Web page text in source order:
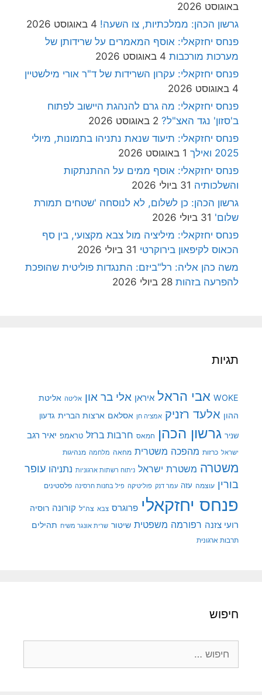
באוגוסט 2026
גרשון הכהן: ממלכתיות, צו השעה! 4 באוגוסט 2026
פנחס יחזקאלי: אוסף המאמרים על שרידותן של
מערכות מורכבות 4 באוגוסט 2026
פנחס יחזקאלי: עקרון השרידות של ד"ר אורי מילשטיין
4 באוגוסט 2026
פנחס יחזקאלי: מה גרם להנהגת היישוב לפתוח
ב'סזון' נגד האצ"ל? 2 באוגוסט 2026
פנחס יחזקאלי: תיעוד שנאת נתניהו בתמונות, מיולי
2025 ואילך
1 באוגוסט 2026
פנחס יחזקאלי: אוסף ממים על ההתנתקות
והשלכותיה 31 ביולי 2026
גרשון הכהן: כן לשלום, לא לנוסחה 'שטחים תמורת
שלום' 31 ביולי 2026
פנחס יחזקאלי: מיליציה מול צבא מקצועי, בין סף
הכאוס לקיפאון בירוקרטי 31 ביולי 2026
משה כהן אליה: רל"ביזם: התנגדות פוליטית שהופכת
להפרעה בזהות 28 ביולי 2026
תגיות
WOKE אבי הראל איראן אלי בר און אליטה אליטת
ההון אלעד רזניק אמציה חן אסלאם ארצות הברית גדעון
שניר גרשון הכהן חמאס חרבות ברזל טראמפ יאיר רגב
ישראל כרזות מהפכה משטרית מחאה מלחמה מנהיגות
משטרה משטרת ישראל ניתוח רשתות ארגוניות נתניהו עופר
בורין עוצמה עזה עמר דנק פוליטיקה פיל בחנות חרסינה פלסטינים
פנחס יחזקאלי פרוגרס צבא צה"ל קורונה רוסיה
רועי צזנה רפורמה משפטית שיטור שרית אונגר משיח תהילים
תרבות ארגונית
חיפוש